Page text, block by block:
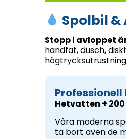
Spolbil
Stopp i avloppet
handfat, dusch,
Hetvatten +
Våra moderna
ta bort även de